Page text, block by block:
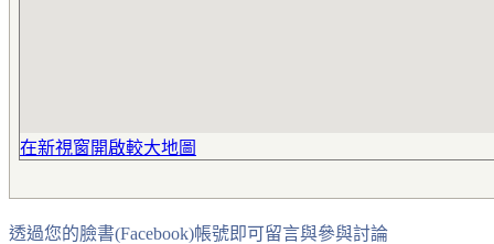
在新視窗開啟較大地圖
透過您的臉書(Facebook)帳號即可留言與參與討論